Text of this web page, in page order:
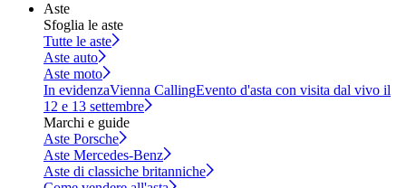
Aste
Sfoglia le aste
Tutte le aste
Aste auto
Aste moto
In evidenzaVienna CallingEvento d'asta con visita dal vivo il
12 e 13 settembre
Marchi e guide
Aste Porsche
Aste Mercedes-Benz
Aste di classiche britanniche